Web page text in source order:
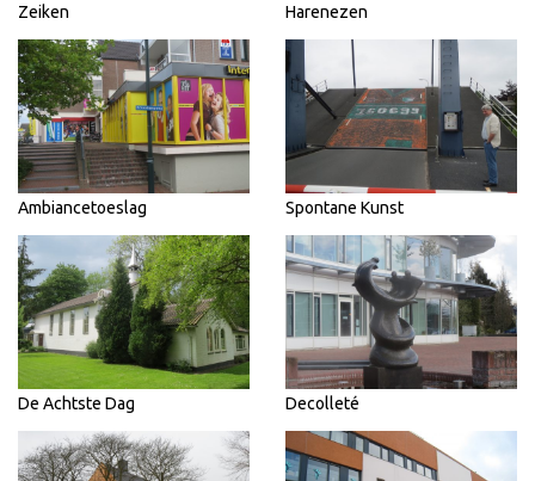
Zeiken Harenezen
Ambiancetoeslag Spontane Kunst
De Achtste Dag Decolleté